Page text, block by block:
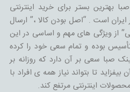
بهترین بستر برای خرید اینترنتی
است . “اصل بودن کالا ،” ارسال
از ویژگی های مهم و اساسی در این
بوده و تمام سعی خود را کرده
صبا سعی بر آن دارد که روزانه بر
تا بتواند نیاز همه ی افراد با
اینترنتی مرتفع کند.